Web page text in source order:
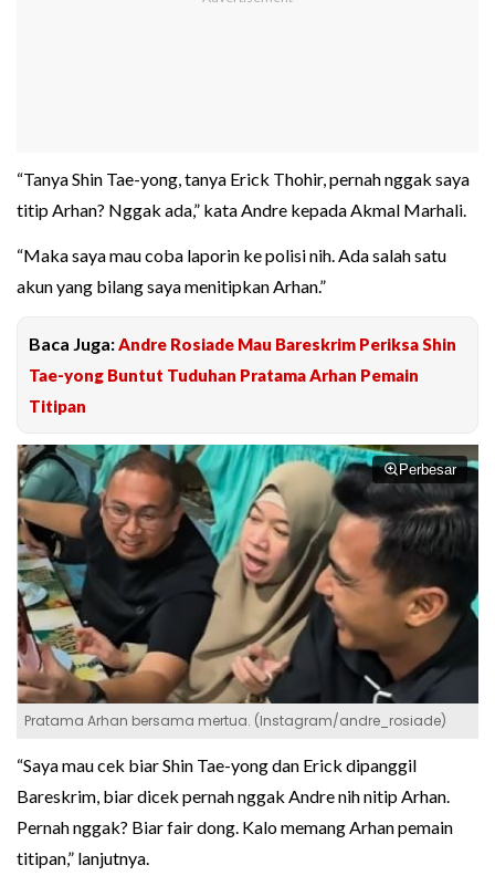
“Tanya Shin Tae-yong, tanya Erick Thohir, pernah nggak saya
titip Arhan? Nggak ada,” kata Andre kepada Akmal Marhali.
“Maka saya mau coba laporin ke polisi nih. Ada salah satu
akun yang bilang saya menitipkan Arhan.”
Baca Juga: Andre Rosiade Mau Bareskrim Periksa Shin
Tae-yong Buntut Tuduhan Pratama Arhan Pemain
Titipan
Perbesar
Pratama Arhan bersama mertua. (Instagram/andre_rosiade)
“Saya mau cek biar Shin Tae-yong dan Erick dipanggil
Bareskrim, biar dicek pernah nggak Andre nih nitip Arhan.
Pernah nggak? Biar fair dong. Kalo memang Arhan pemain
titipan,” lanjutnya.